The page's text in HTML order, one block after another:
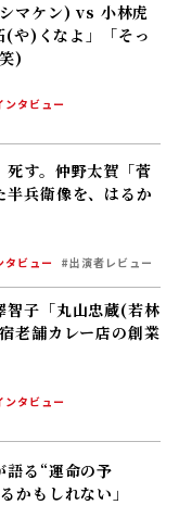
マケン) vs 小林虎
や)くなよ」「そっ
)
ンタビュー
死す。仲野太賀「菅
半兵衛像を、はるか
タビュー #出演者レビュー
智子「丸山忠蔵(若林
老舗カレー店の創業
ンタビュー
語る“運命の予
かもしれない」